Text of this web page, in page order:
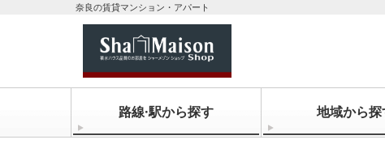
奈良の賃貸マンション・アパート
路線·駅から探す 地域から探